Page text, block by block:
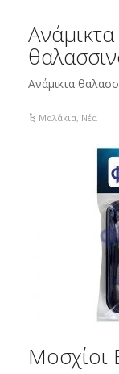
Ανάμικτα
Μαλάκια, Νέα
Μοσχίοι